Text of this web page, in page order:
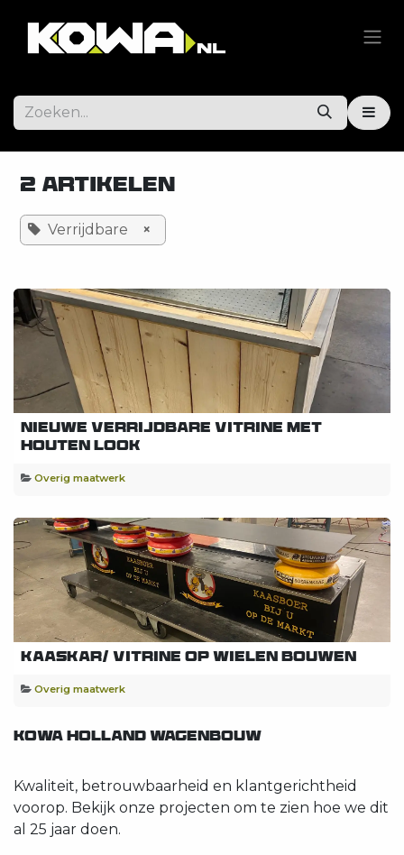
2 Artikelen
Verrijdbare ×
Nieuwe Verrijdbare Vitrine met
Houten Look
Overig maatwerk
Kaaskar/ Vitrine op wielen bouwen
Overig maatwerk
KOWA HOLLAND WAGENBOUW
Kwaliteit, betrouwbaarheid en klantgerichtheid
voorop. Bekijk onze projecten om te zien hoe we dit
al 25 jaar doen.